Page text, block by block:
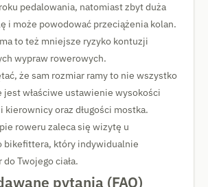
pedalowania, natomiast zbyt duża
i może powodować przeciążenia kolan.
to też mniejsze ryzyko kontuzji
wypraw rowerowych.
że sam rozmiar ramy to nie wszystko
właściwe ustawienie wysokości
kierownicy oraz długości mostka.
roweru zaleca się wizytę u
bikefittera, który indywidualnie
Twojego ciała.
pytania (FAQ)